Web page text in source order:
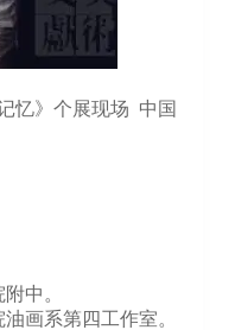
展现场 中国
中。
画系第四工作室。